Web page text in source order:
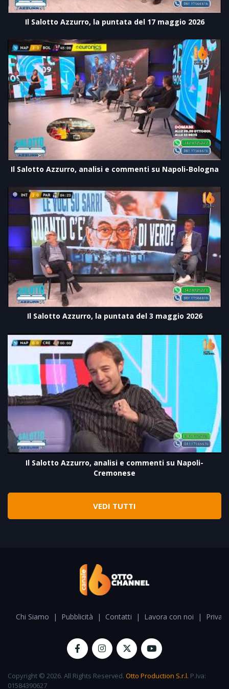
Il Salotto Azzurro, la puntata del 17 maggio 2026
Il Salotto Azzurro, analisi e commenti su Napoli-Bologna
Il Salotto Azzurro, la puntata del 3 maggio 2026
Il Salotto Azzurro, analisi e commenti su Napoli-
Cremonese
VEDI TUTTI
Chi Siamo | Pubblicità | Contatti | Lavora con noi |
Copyright © 2026. All Rights Reserved. Otto Production S.r.l. P.Iva:
01584390627